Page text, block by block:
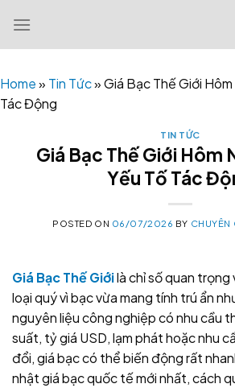
content
Home» Tin Tức»Giá Bạc Thế Giới
Tác Động
TIN TỨC
Giá Bạc Thế Giới Hôm
Yếu Tố Tác
POSTED ON 06/07/2026 BY CHUYÊN
Giá Bạc Thế Giớilà chỉ số quan trọng
loại quý vì bạc vừa mang tính trú ẩn
nguyên liệu công nghiệp có nhu cầu
suất, tỷ giá USD, lạm phát hoặc nhu
đổi, giá bạc có thể biến động rất
nhật giá bạc quốc tế mới nhất, cách